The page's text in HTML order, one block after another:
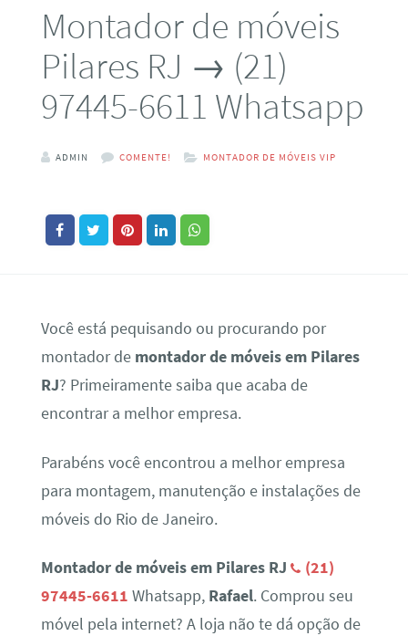
Montador de móveis
Pilares RJ → (21)
97445-6611 Whatsapp
ADMIN COMENTE! MONTADOR DE MÓVEIS VIP
Você está pequisando ou procurando por
montador de montador de móveis em Pilares
RJ? Primeiramente saiba que acaba de
encontrar a melhor empresa.
Parabéns você encontrou a melhor empresa
para montagem, manutenção e instalações de
móveis do Rio de Janeiro.
Montador de móveis em Pilares RJ
(21)
97445-6611 Whatsapp, Rafael. Comprou seu
móvel pela internet? A loja não te dá opção de